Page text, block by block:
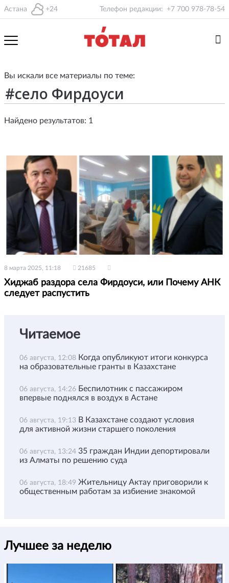
Астана +24 Телефон редакции: +7 700 978-78-54
Вы искали все материалы по теме:
Найдено результатов: 1
8 марта 2025, 11:18 21685
Хиджаб раздора села Фирдоуси, или Почему АНК
следует распустить
Читаемое
06 августа, 12:08 Когда опубликуют итоги конкурса
на образовательные гранты в Казахстане
06 августа, 14:26 Беспилотник с пассажиром
впервые поднялся в воздух в Астане
06 августа, 19:13 В Казахстане создают условия
для активной жизни старшего поколения
06 августа, 13:24 35 граждан Индии депортировали
из Алматы по решению суда
06 августа, 18:49 Жительницу Актау приговорили к
общественным работам за избиение знакомой
Лучшее за неделю